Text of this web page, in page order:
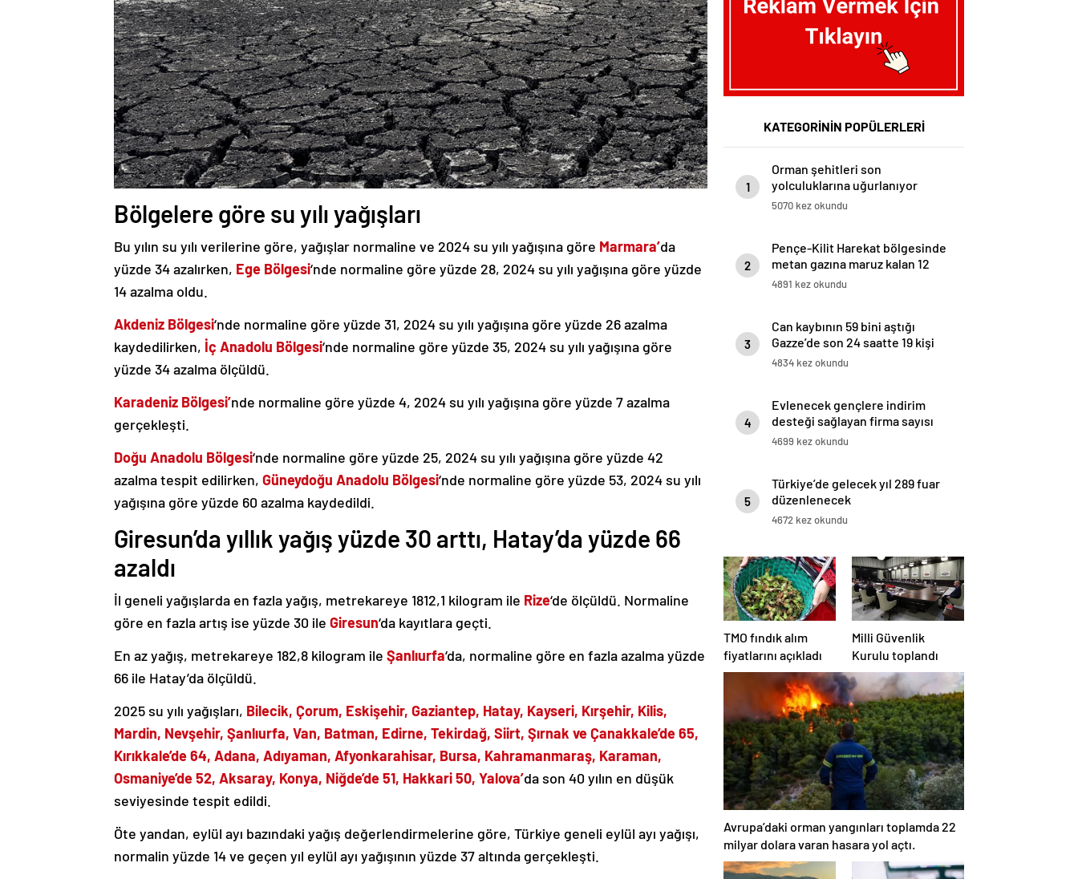
Bölgelere göre su yılı yağışları
Bu yılın su yılı verilerine göre, yağışlar normaline ve 2024 su yılı yağışına göre Marmara’da
yüzde 34 azalırken, Ege Bölgesi‘nde normaline göre yüzde 28, 2024 su yılı yağışına göre yüzde
14 azalma oldu.
Akdeniz Bölgesi‘nde normaline göre yüzde 31, 2024 su yılı yağışına göre yüzde 26 azalma
kaydedilirken, İç Anadolu Bölgesi‘nde normaline göre yüzde 35, 2024 su yılı yağışına göre
yüzde 34 azalma ölçüldü.
Karadeniz Bölgesi’nde normaline göre yüzde 4, 2024 su yılı yağışına göre yüzde 7 azalma
gerçekleşti.
Doğu Anadolu Bölgesi‘nde normaline göre yüzde 25, 2024 su yılı yağışına göre yüzde 42
azalma tespit edilirken, Güneydoğu Anadolu Bölgesi‘nde normaline göre yüzde 53, 2024 su yılı
yağışına göre yüzde 60 azalma kaydedildi.
Giresun’da yıllık yağış yüzde 30 arttı, Hatay’da yüzde 66
azaldı
İl geneli yağışlarda en fazla yağış, metrekareye 1812,1 kilogram ile Rize‘de ölçüldü. Normaline
göre en fazla artış ise yüzde 30 ile Giresun‘da kayıtlara geçti.
En az yağış, metrekareye 182,8 kilogram ile Şanlıurfa‘da, normaline göre en fazla azalma yüzde
66 ile Hatay’da ölçüldü.
2025 su yılı yağışları, Bilecik, Çorum, Eskişehir, Gaziantep, Hatay, Kayseri, Kırşehir, Kilis,
Mardin, Nevşehir, Şanlıurfa, Van, Batman, Edirne, Tekirdağ, Siirt, Şırnak ve Çanakkale’de 65,
Kırıkkale’de 64, Adana, Adıyaman, Afyonkarahisar, Bursa, Kahramanmaraş, Karaman,
Osmaniye’de 52, Aksaray, Konya, Niğde’de 51, Hakkari 50, Yalova’da son 40 yılın en düşük
seviyesinde tespit edildi.
Öte yandan, eylül ayı bazındaki yağış değerlendirmelerine göre, Türkiye geneli eylül ayı yağışı,
normalin yüzde 14 ve geçen yıl eylül ayı yağışının yüzde 37 altında gerçekleşti.
KATEGORİNİN POPÜLERLERİ
1
Orman şehitleri son
yolculuklarına uğurlanıyor
5070 kez okundu
2
Pençe-Kilit Harekat bölgesinde
metan gazına maruz kalan 12
asker şehit oldu
4891 kez okundu
3
Can kaybının 59 bini aştığı
Gazze’de son 24 saatte 19 kişi
açlıktan hayatını kaybetti
4834 kez okundu
4
Evlenecek gençlere indirim
desteği sağlayan firma sayısı
artıyor
4699 kez okundu
5
Türkiye’de gelecek yıl 289 fuar
düzenlenecek
4672 kez okundu
TMO fındık alım
fiyatlarını açıkladı
Milli Güvenlik
Kurulu toplandı
Avrupa’daki orman yangınları toplamda 22
milyar dolara varan hasara yol açtı.